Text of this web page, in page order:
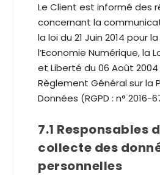
Le Client est informé des
concernant la
la loi du 21 Juin 2014 pour
l’Economie Numérique, la
et Liberté du 06 Août
Règlement Général sur la
Données (RGPD : n° 2016-
7.1 Responsables
collecte des
personnelles